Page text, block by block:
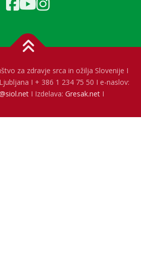
za zdravje srca in ožilja Slovenije I
I + 386 1 234 75 50 I e-naslov:
I Izdelava: Gresak.net I